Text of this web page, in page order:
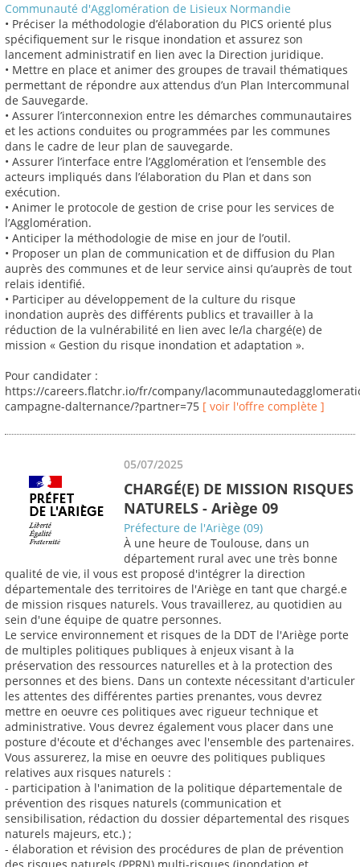
Communauté d'Agglomération de Lisieux Normandie
• Préciser la méthodologie d’élaboration du PICS orienté plus
spécifiquement sur le risque inondation et assurez son
lancement administratif en lien avec la Direction juridique.
• Mettre en place et animer des groupes de travail thématiques
permettant de répondre aux attendus d’un Plan Intercommunal
de Sauvegarde.
• Assurer l’interconnexion entre les démarches communautaires
et les actions conduites ou programmées par les communes
dans le cadre de leur plan de sauvegarde.
• Assurer l’interface entre l’Agglomération et l’ensemble des
acteurs impliqués dans l’élaboration du Plan et dans son
exécution.
• Animer le protocole de gestion de crise pour les services de
l’Agglomération.
• Anticiper la méthodologie de mise en jour de l’outil.
• Proposer un plan de communication et de diffusion du Plan
auprès des communes et de leur service ainsi qu’auprès de tout
relais identifié.
• Participer au développement de la culture du risque
inondation auprès des différents publics et travailler à la
réduction de la vulnérabilité en lien avec le/la chargé(e) de
mission « Gestion du risque inondation et adaptation ».
Pour candidater :
https://careers.flatchr.io/fr/company/
campagne-dalternance/?partner=75 [ voir l'offre complète ]
05/07/2025
CHARGÉ(E) DE MISSION RISQUES
NATURELS - Ariège 09
Préfecture de l'Ariège (09)
À une heure de Toulouse, dans un
département rural avec une très bonne
qualité de vie, il vous est proposé d'intégrer la direction
départementale des territoires de l'Ariège en tant que chargé.e
de mission risques naturels. Vous travaillerez, au quotidien au
sein d'une équipe de quatre personnes.
Le service environnement et risques de la DDT de l'Ariège porte
de multiples politiques publiques à enjeux visant à la
préservation des ressources naturelles et à la protection des
personnes et des biens. Dans un contexte nécessitant d'articuler
les attentes des différentes parties prenantes, vous devrez
mettre en oeuvre ces politiques avec rigueur technique et
administrative. Vous devrez également vous placer dans une
posture d'écoute et d'échanges avec l'ensemble des partenaires.
Vous assurerez, la mise en oeuvre des politiques publiques
relatives aux risques naturels :
- participation à l'animation de la politique départementale de
prévention des risques naturels (communication et
sensibilisation, rédaction du dossier départemental des risques
naturels majeurs, etc.) ;
- élaboration et révision des procédures de plan de prévention